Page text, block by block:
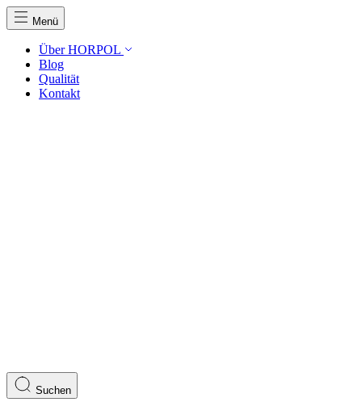
Menü
Über HORPOL
Blog
Qualität
Kontakt
Suchen